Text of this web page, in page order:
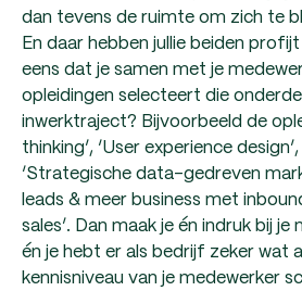
dan tevens de ruimte om zich te
En daar hebben jullie beiden
eens dat je samen met je
opleidingen selecteert die
inwerktraject? Bijvoorbeeld de
thinking’, ‘User experience
‘Strategische data-gedreven
leads & meer business met
sales’. Dan maak je én indruk bij
én je hebt er als bedrijf zeker wat
kennisniveau van je medewerker